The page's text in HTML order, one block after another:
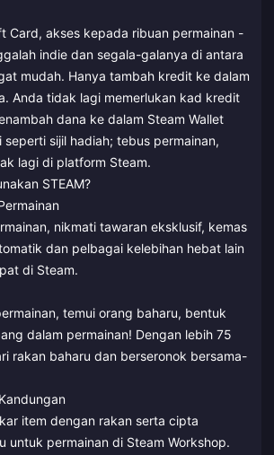
Card, akses kepada ribuan permainan -
indie dan segala-galanya di antara
mudah. Hanya tambah kredit ke dalam
Anda tidak lagi memerlukan kad kredit
dana ke dalam Steam Wallet
sijil hadiah; tebus permainan,
lagi di platform Steam.
STEAM?
nikmati tawaran eksklusif, kemas
dan pelbagai kelebihan hebat lain
di Steam.
temui orang baharu, bentuk
dalam permainan! Dengan lebih 75
rakan baharu dan berseronok bersama-
item dengan rakan serta cipta
untuk permainan di Steam Workshop.